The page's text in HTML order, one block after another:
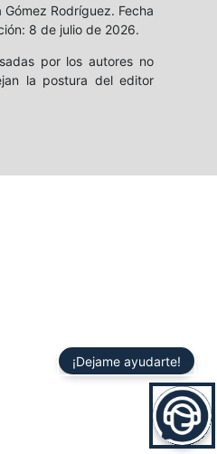
Rodríguez. Fecha
8 de julio de 2026.
por los autores no
la postura del editor
¡Dejame ayudarte!